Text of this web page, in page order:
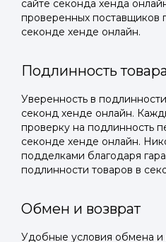
сайте секонда хенда
проверенных
секонде хенде онлайн.
Подлинность
Уверенность в
секонд хенде онлайн.
проверку на подлинность
секонде хенде онлайн.
подделками благодаря
подлинности товаров в
Обмен и возврат
Удобные условия обмена и